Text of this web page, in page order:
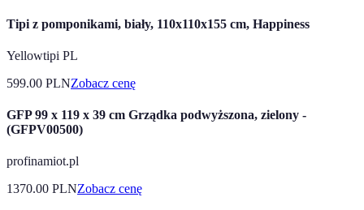
Tipi z pomponikami, biały, 110x110x155 cm, Happiness
Yellowtipi PL
599.00 PLNZobacz cenę
GFP 99 x 119 x 39 cm Grządka podwyższona, zielony -
(GFPV00500)
profinamiot.pl
1370.00 PLNZobacz cenę